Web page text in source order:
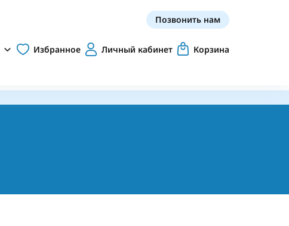
Позвонить нам
Избранное Личный кабинет Корзина